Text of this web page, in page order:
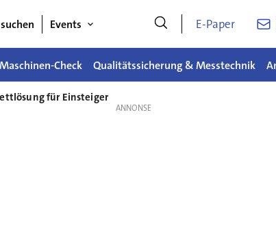
Events E-Paper
Maschinen-Check Qualitätssicherung & Messtechnik
für Einsteiger